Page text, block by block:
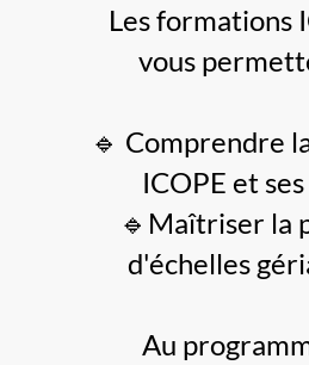
Les formations
vous
🔹 Comprendre
ICOPE et
🔹Maîtriser la
d'échelles
Au